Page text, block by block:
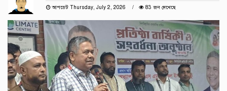
আপডেট Thursday, July 2, 2026
83 জন দেখেছে